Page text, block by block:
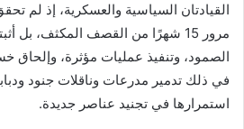
القيادتان السياسية والعسكرية، إذ لم
مرور 15 شهرًا من القصف المكثف، بل
الصمود، وتنفيذ عمليات مؤثرة، وإلحاق
في ذلك تدمير مدرعات وناقلات جنود
استمرارها في تجنيد عناصر جديدة.